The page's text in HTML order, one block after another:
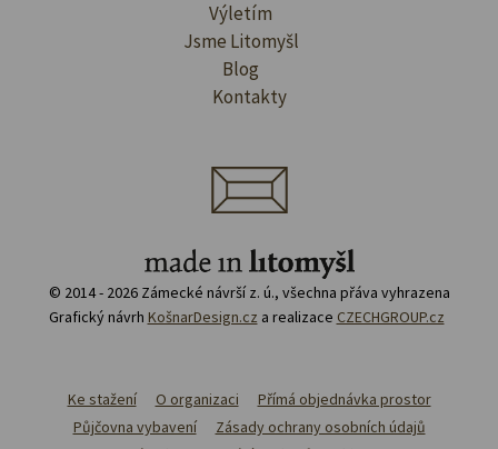
Výletím
Jsme Litomyšl
Blog
Kontakty
© 2014 - 2026 Zámecké návrší z. ú., všechna přáva vyhrazena
Grafický návrh KošnarDesign.cz a realizace CZECHGROUP.cz
Ke stažení O organizaci
Přímá objednávka prostor
Půjčovna vybavení
Zásady ochrany osobních údajů